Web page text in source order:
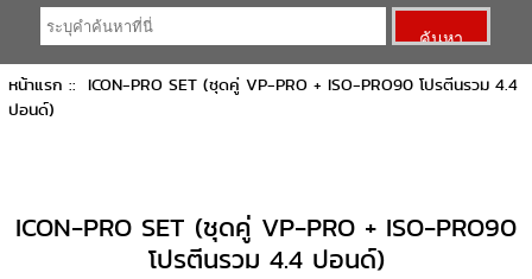
หน้าแรก :: ICON-PRO SET (ชุดคู่ VP-PRO + ISO-PRO90 โปรตีนรวม 4.4
ปอนด์)
ICON-PRO SET (ชุดคู่ VP-PRO + ISO-PRO90
โปรตีนรวม 4.4 ปอนด์)